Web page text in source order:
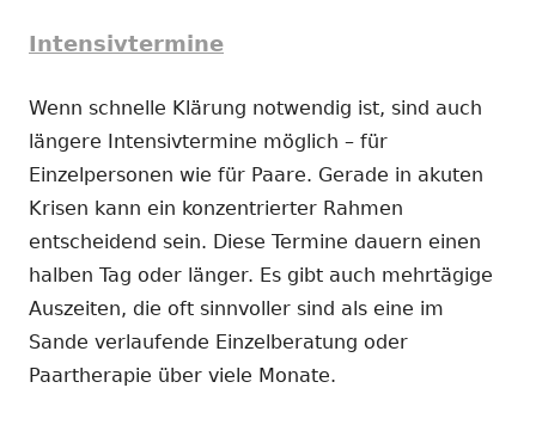
Intensivtermine
Wenn schnelle Klärung notwendig ist, sind auch
längere Intensivtermine möglich – für
Einzelpersonen wie für Paare. Gerade in akuten
Krisen kann ein konzentrierter Rahmen
entscheidend sein. Diese Termine dauern einen
halben Tag oder länger. Es gibt auch mehrtägige
Auszeiten, die oft sinnvoller sind als eine im
Sande verlaufende Einzelberatung oder
Paartherapie über viele Monate.